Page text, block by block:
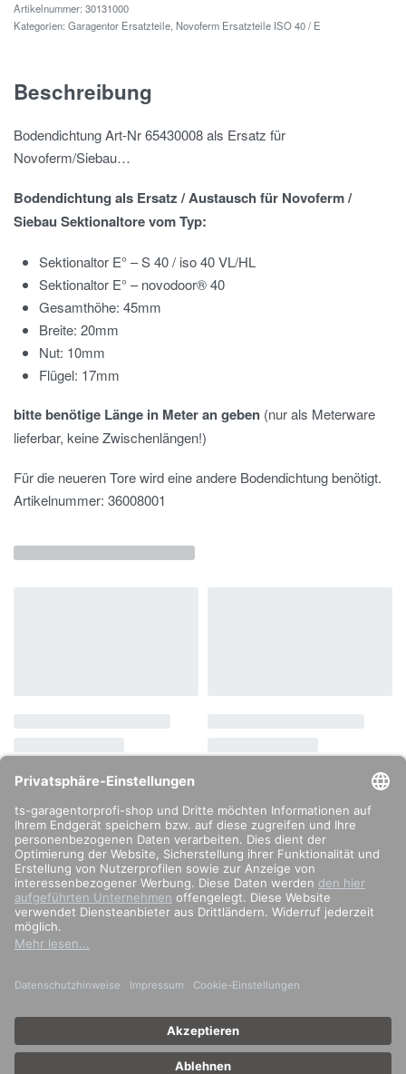
30131000
Kategorien: Garagentor Ersatzteile, Novoferm Ersatzteile ISO 40 / E
Beschreibung
Bodendichtung Art-Nr 65430008 als Ersatz für
Novoferm/Siebau…
Bodendichtung als Ersatz / Austausch für Novoferm /
Siebau Sektionaltore vom Typ:
Sektionaltor E° – S 40 / iso 40 VL/HL
Sektionaltor E° – novodoor® 40
Gesamthöhe: 45mm
Breite: 20mm
Nut: 10mm
Flügel: 17mm
bitte benötige Länge in Meter an geben (nur als Meterware
lieferbar, keine Zwischenlängen!)
Für die neueren Tore wird eine andere Bodendichtung benötigt.
Artikelnummer: 36008001
info@ts-garagentorprofi.de
02274 – 9034808
ImpressumDatenschutzerklärungZahlung & Versand
Allgemeine Geschäftsbedingungen
© 2024TS-GaragenTorProfi. Alle Rechte vorbehalten.